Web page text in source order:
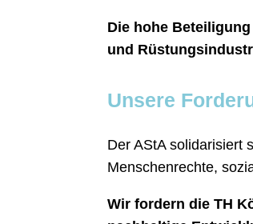
Die hohe
und
Unsere
Der AStA solidarisiert
Menschenrechte,
Wir fordern die TH